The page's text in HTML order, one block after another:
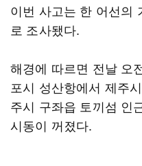
이번 사고는 한 어선의
로 조사됐다.
해경에 따르면 전날 오
포시 성산항에서 제주
주시 구좌읍 토끼섬 인
시동이 꺼졌다.